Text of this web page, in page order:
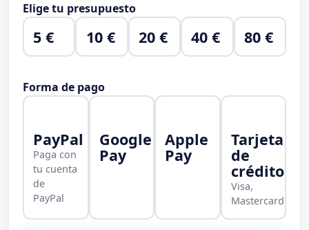
Elige tu presupuesto
5 € 10 € 20 € 40 € 80 €
Forma de pago
PayPal
Paga con
tu cuenta
de
PayPal
Google
Pay
Apple
Pay
Tarjeta
de
crédito
Visa,
Mastercard